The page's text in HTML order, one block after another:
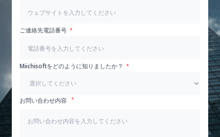
ご連絡先電話番号
Miichisoftをどのように知りましたか？
お問い合わせ内容